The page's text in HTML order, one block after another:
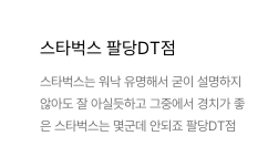
스타벅스 팔당DT점
스타벅스는 워낙 유명해서 굳이 설명하지
않아도 잘 아실듯하고 그중에서 경치가 좋
은 스타벅스는 몇군데 안되죠 팔당DT점